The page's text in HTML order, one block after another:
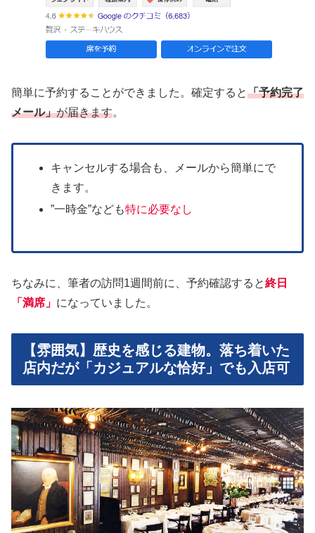
簡単に予約することができました。確定すると「予約完了
メール」が届きます。
キャンセルする場合も、メールから簡単にで
きます。
”一時金”なども特に必要なし
ちなみに、筆者の訪問1週間前に、予約確認すると終日
「満席」 になっていました。
【雰囲気】歴史を感じる建物。落ち着いた
店内だが「カジュアルな恰好」でも入店可